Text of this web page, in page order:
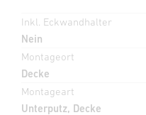
Inkl. Eckwandhalter
Nein
Montageort
Decke
Montageart
Unterputz, Decke